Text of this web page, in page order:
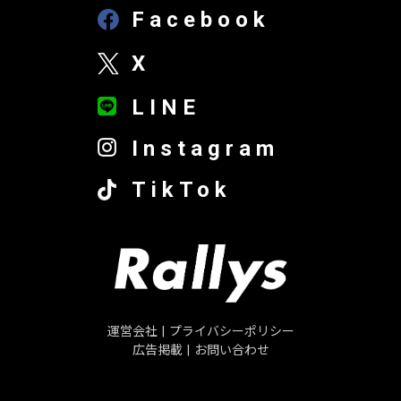
Facebook
X
LINE
Instagram
TikTok
運営会社
プライバシーポリシー
広告掲載
お問い合わせ